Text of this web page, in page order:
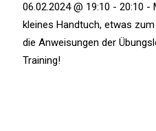
06.02.2024 @ 19:10 - 20:10
kleines Handtuch, etwas
die Anweisungen der
Training!